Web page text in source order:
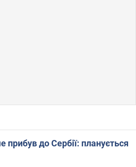
прибув до Сербії: планується